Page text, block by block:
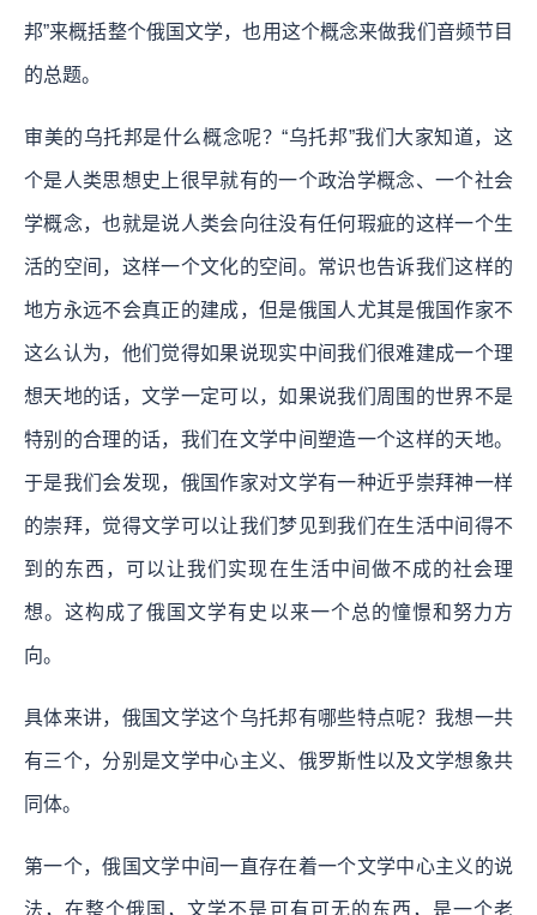
邦”来概括整个俄国文学，也用这个概念来做我们音频节目
的总题。
审美的乌托邦是什么概念呢？“乌托邦”我们大家知道，这
个是人类思想史上很早就有的一个政治学概念、一个社会
学概念，也就是说人类会向往没有任何瑕疵的这样一个生
活的空间，这样一个文化的空间。常识也告诉我们这样的
地方永远不会真正的建成，但是俄国人尤其是俄国作家不
这么认为，他们觉得如果说现实中间我们很难建成一个理
想天地的话，文学一定可以，如果说我们周围的世界不是
特别的合理的话，我们在文学中间塑造一个这样的天地。
于是我们会发现， 俄国作家对文学有一种近乎崇拜神一样
的崇拜，觉得文学可以让我们梦见到我们在生活中间得不
到的东西，可以让我们实现在生活中间做不成的社会理
想。这构成了俄国文学有史以来一个总的憧憬和努力方
向。
具体来讲，俄国文学这个乌托邦有哪些特点呢？我想一共
有三个，分别是文学中心主义、俄罗斯性以及文学想象共
同体。
第一个，俄国文学中间一直存在着一个文学中心主义的说
法，在整个俄国，文学不是可有可无的东西，是一个老